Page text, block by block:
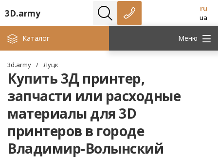
3D.army
ru
ua
Каталог Меню
3d.army / Луцк
Купить 3Д принтер,
запчасти или расходные
материалы для 3D
принтеров в городе
Владимир-Волынский